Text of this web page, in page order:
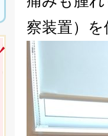
察装置）